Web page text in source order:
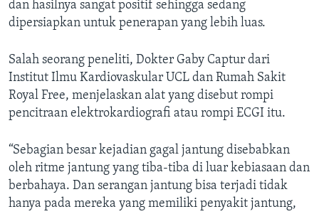
dan hasilnya sangat positif sehingga sedang
dipersiapkan untuk penerapan yang lebih luas.
Salah seorang peneliti, Dokter Gaby Captur dari
Institut Ilmu Kardiovaskular UCL dan Rumah Sakit
Royal Free, menjelaskan alat yang disebut rompi
pencitraan elektrokardiografi atau rompi ECGI itu.
“Sebagian besar kejadian gagal jantung disebabkan
oleh ritme jantung yang tiba-tiba di luar kebiasaan dan
berbahaya. Dan serangan jantung bisa terjadi tidak
hanya pada mereka yang memiliki penyakit jantung,